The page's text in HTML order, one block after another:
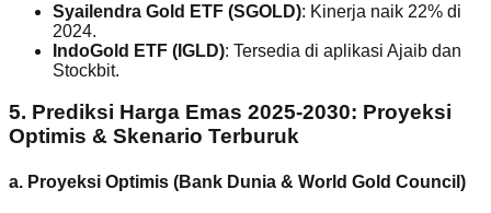
Syailendra Gold ETF (SGOLD): Kinerja naik 22% di
2024.
IndoGold ETF (IGLD): Tersedia di aplikasi Ajaib dan
Stockbit.
5. Prediksi Harga Emas 2025-2030: Proyeksi
Optimis & Skenario Terburuk
a. Proyeksi Optimis (Bank Dunia & World Gold Council)